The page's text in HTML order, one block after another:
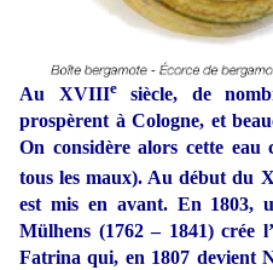
Au XVIIIesiècle, de
prospèrent à Cologne, et
On considère alors cette eau
tous les maux). Au début du
est mis en avant. En 1803,
Mülhens (1762 – 1841) crée
Fatrina qui, en 1807 devient